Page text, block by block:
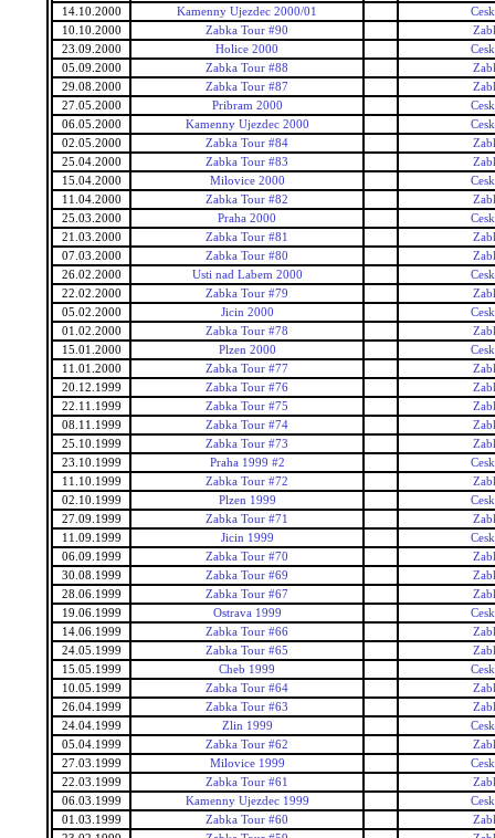
14.10.2000
Kamenny Ujezdec 2000/01
10.10.2000
Zabka Tour #90
23.09.2000
Holice 2000
05.09.2000
Zabka Tour #88
29.08.2000
Zabka Tour #87
27.05.2000
Pribram 2000
06.05.2000
Kamenny Ujezdec 2000
02.05.2000
Zabka Tour #84
25.04.2000
Zabka Tour #83
15.04.2000
Milovice 2000
11.04.2000
Zabka Tour #82
25.03.2000
Praha 2000
21.03.2000
Zabka Tour #81
07.03.2000
Zabka Tour #80
26.02.2000
Usti nad Labem 2000
22.02.2000
Zabka Tour #79
05.02.2000
Jicin 2000
01.02.2000
Zabka Tour #78
15.01.2000
Plzen 2000
11.01.2000
Zabka Tour #77
20.12.1999
Zabka Tour #76
22.11.1999
Zabka Tour #75
08.11.1999
Zabka Tour #74
25.10.1999
Zabka Tour #73
23.10.1999
Praha 1999 #2
11.10.1999
Zabka Tour #72
02.10.1999
Plzen 1999
27.09.1999
Zabka Tour #71
11.09.1999
Jicin 1999
06.09.1999
Zabka Tour #70
30.08.1999
Zabka Tour #69
28.06.1999
Zabka Tour #67
19.06.1999
Ostrava 1999
14.06.1999
Zabka Tour #66
24.05.1999
Zabka Tour #65
15.05.1999
Cheb 1999
10.05.1999
Zabka Tour #64
26.04.1999
Zabka Tour #63
24.04.1999
Zlin 1999
05.04.1999
Zabka Tour #62
27.03.1999
Milovice 1999
22.03.1999
Zabka Tour #61
06.03.1999
Kamenny Ujezdec 1999
01.03.1999
Zabka Tour #60